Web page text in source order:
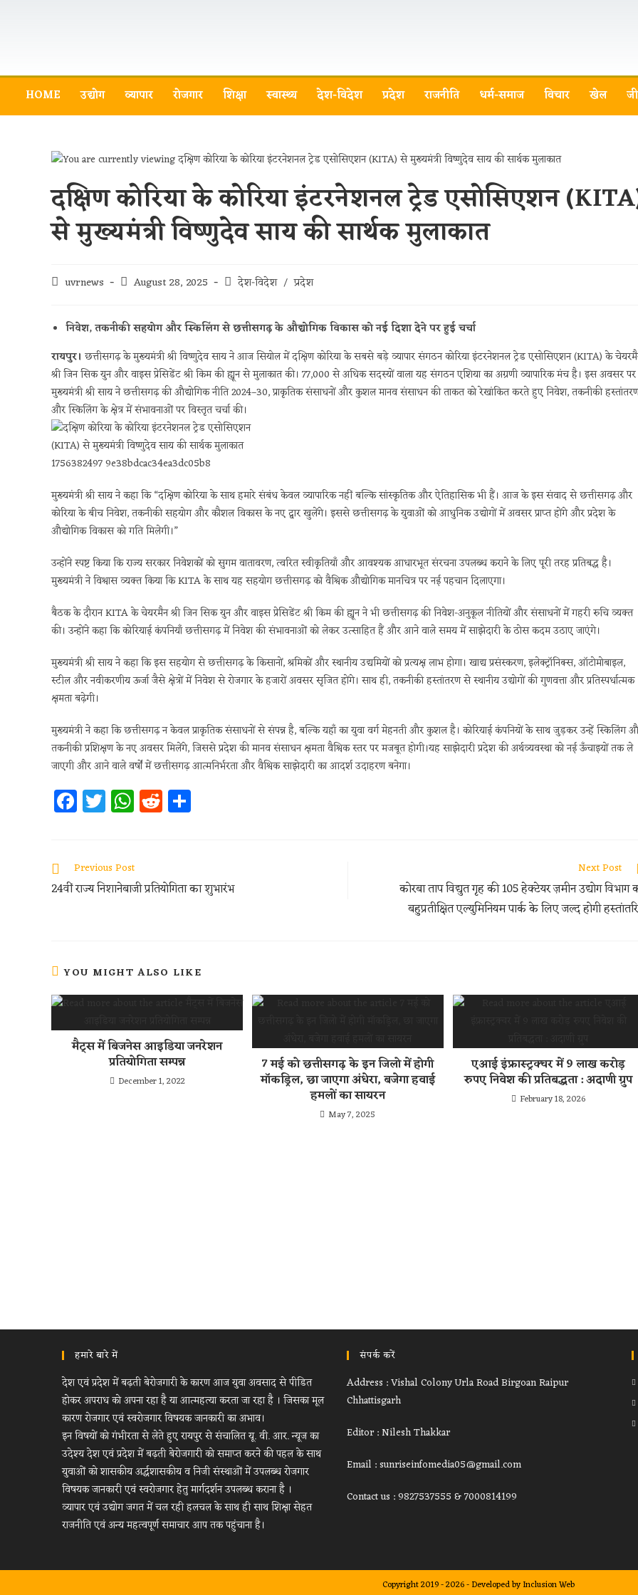
HOME उद्योग व्यापार रोजगार शिक्षा स्वास्थ्य देश-विदेश प्रदेश राजनीति धर्म-समाज विचार खेल
दक्षिण कोरिया के कोरिया इंटरनेशनल ट्रेड एसोसिएशन
से मुख्यमंत्री विष्णुदेव साय की सार्थक मुलाकात
uvrnews August 28, 2025 देश-विदेश / प्रदेश
निवेश, तकनीकी सहयोग और स्किलिंग से छत्तीसगढ़ के औद्योगिक विकास को नई दिशा देने पर हुई चर्चा
रायपुर। छत्तीसगढ़ के मुख्यमंत्री श्री विष्णुदेव साय ने आज सियोल में दक्षिण कोरिया के सबसे बड़े व्यापार संगठन कोरिया इंटरनेशनल ट्रेड एसोसिएशन (KITA) के
श्री जिन सिक युन और वाइस प्रेसिडेंट श्री किम की ह्यून से मुलाकात की। 77,000 से अधिक सदस्यों वाला यह संगठन एशिया का अग्रणी व्यापारिक मंच है। इस अवसर पर
मुख्यमंत्री श्री साय ने छत्तीसगढ़ की औद्योगिक नीति 2024–30, प्राकृतिक संसाधनों और कुशल मानव संसाधन की ताकत को रेखांकित करते हुए निवेश, तकनीकी
और स्किलिंग के क्षेत्र में संभावनाओं पर विस्तृत चर्चा की।
मुख्यमंत्री श्री साय ने कहा कि “दक्षिण कोरिया के साथ हमारे संबंध केवल व्यापारिक नहीं बल्कि सांस्कृतिक और ऐतिहासिक भी हैं। आज के इस संवाद से छत्तीसगढ़ और
कोरिया के बीच निवेश, तकनीकी सहयोग और कौशल विकास के नए द्वार खुलेंगे। इससे छत्तीसगढ़ के युवाओं को आधुनिक उद्योगों में अवसर प्राप्त होंगे और प्रदेश के
औद्योगिक विकास को गति मिलेगी।”
उन्होंने स्पष्ट किया कि राज्य सरकार निवेशकों को सुगम वातावरण, त्वरित स्वीकृतियाँ और आवश्यक आधारभूत संरचना उपलब्ध कराने के लिए पूरी तरह प्रतिबद्ध है।
मुख्यमंत्री ने विश्वास व्यक्त किया कि KITA के साथ यह सहयोग छत्तीसगढ़ को वैश्विक औद्योगिक मानचित्र पर नई पहचान दिलाएगा।
बैठक के दौरान KITA के चेयरमैन श्री जिन सिक युन और वाइस प्रेसिडेंट श्री किम की ह्यून ने भी छत्तीसगढ़ की निवेश-अनुकूल नीतियों और संसाधनों में गहरी रुचि व्यक्त
की। उन्होंने कहा कि कोरियाई कंपनियाँ छत्तीसगढ़ में निवेश की संभावनाओं को लेकर उत्साहित हैं और आने वाले समय में साझेदारी के ठोस कदम उठाए जाएंगे।
मुख्यमंत्री श्री साय ने कहा कि इस सहयोग से छत्तीसगढ़ के किसानों, श्रमिकों और स्थानीय उद्यमियों को प्रत्यक्ष लाभ होगा। खाद्य प्रसंस्करण, इलेक्ट्रॉनिक्स, ऑटोमोबाइल,
स्टील और नवीकरणीय ऊर्जा जैसे क्षेत्रों में निवेश से रोजगार के हजारों अवसर सृजित होंगे। साथ ही, तकनीकी हस्तांतरण से स्थानीय उद्योगों की गुणवत्ता और प्रतिस्पर्धात्मक
क्षमता बढ़ेगी।
मुख्यमंत्री ने कहा कि छत्तीसगढ़ न केवल प्राकृतिक संसाधनों से संपन्न है, बल्कि यहाँ का युवा वर्ग मेहनती और कुशल है। कोरियाई कंपनियों के साथ जुड़कर उन्हें स्किलिंग
तकनीकी प्रशिक्षण के नए अवसर मिलेंगे, जिससे प्रदेश की मानव संसाधन क्षमता वैश्विक स्तर पर मजबूत होगी।यह साझेदारी प्रदेश की अर्थव्यवस्था को नई ऊँचाइयों तक ले
जाएगी और आने वाले वर्षों में छत्तीसगढ़ आत्मनिर्भरता और वैश्विक साझेदारी का आदर्श उदाहरण बनेगा।
Fa
ce
oo
k
T
w
er
W
h
s
A
R
e
t
Previous Post
24वीं राज्य निशानेबाजी प्रतियोगिता का शुभारंभ
Next Post
कोरबा ताप विद्युत गृह की 105 हेक्टेयर ज़मीन उद्योग विभाग
बहुप्रतीक्षित एल्युमिनियम पार्क के लिए जल्द होगी
YOU MIGHT ALSO LIKE
मैट्स में बिजनेस आइडिया जनरेशन
प्रतियोगिता सम्पन्न
December 1, 2022
7 मई को छत्तीसगढ़ के इन जिलो में होगी
मॉकड्रिल, छा जाएगा अंधेरा, बजेगा हवाई
हमलों का सायरन
May 7, 2025
एआई इंफ्रास्ट्रक्चर में 9 लाख करोड़
रुपए निवेश की प्रतिबद्धता : अदाणी ग्रुप
February 18, 2026
हमारे बारे में
देश एवं प्रदेश में बढ़ती बेरोजगारी के कारण आज युवा अवसाद से पीडित
होकर अपराध को अपना रहा है या आत्महत्या करता जा रहा है । जिसका मूल
कारण रोजगार एवं स्वरोजगार विषयक जानकारी का अभाव।
इन विषयों को गंभीरता से लेते हुए रायपुर से संचालित यू. वी. आर. न्यूज का
उदेश्य देश एवं प्रदेश में बढ़ती बेरोजगारी को समाप्त करने की पहल के साथ
युवाओं को शासकीय अर्द्धशासकीय व निजी संस्थाओं में उपलब्ध रोजगार
विषयक जानकारी एवं स्वरोजगार हेतु मार्गदर्शन उपलब्ध कराना है ।
व्यापार एवं उद्योग जगत में चल रही हलचल के साथ ही साथ शिक्षा सेहत
राजनीति एवं अन्य महत्वपूर्ण समाचार आप तक पहुंचाना है।
संपर्क करें
Address : Vishal Colony Urla Road Birgoan Raipur
Chhattisgarh
Editor : Nilesh Thakkar
Email : sunriseinfomedia05@gmail.com
Contact us : 9827537555 & 7000814199
Copyright 2019 - 2026 - Developed byInclusion Web